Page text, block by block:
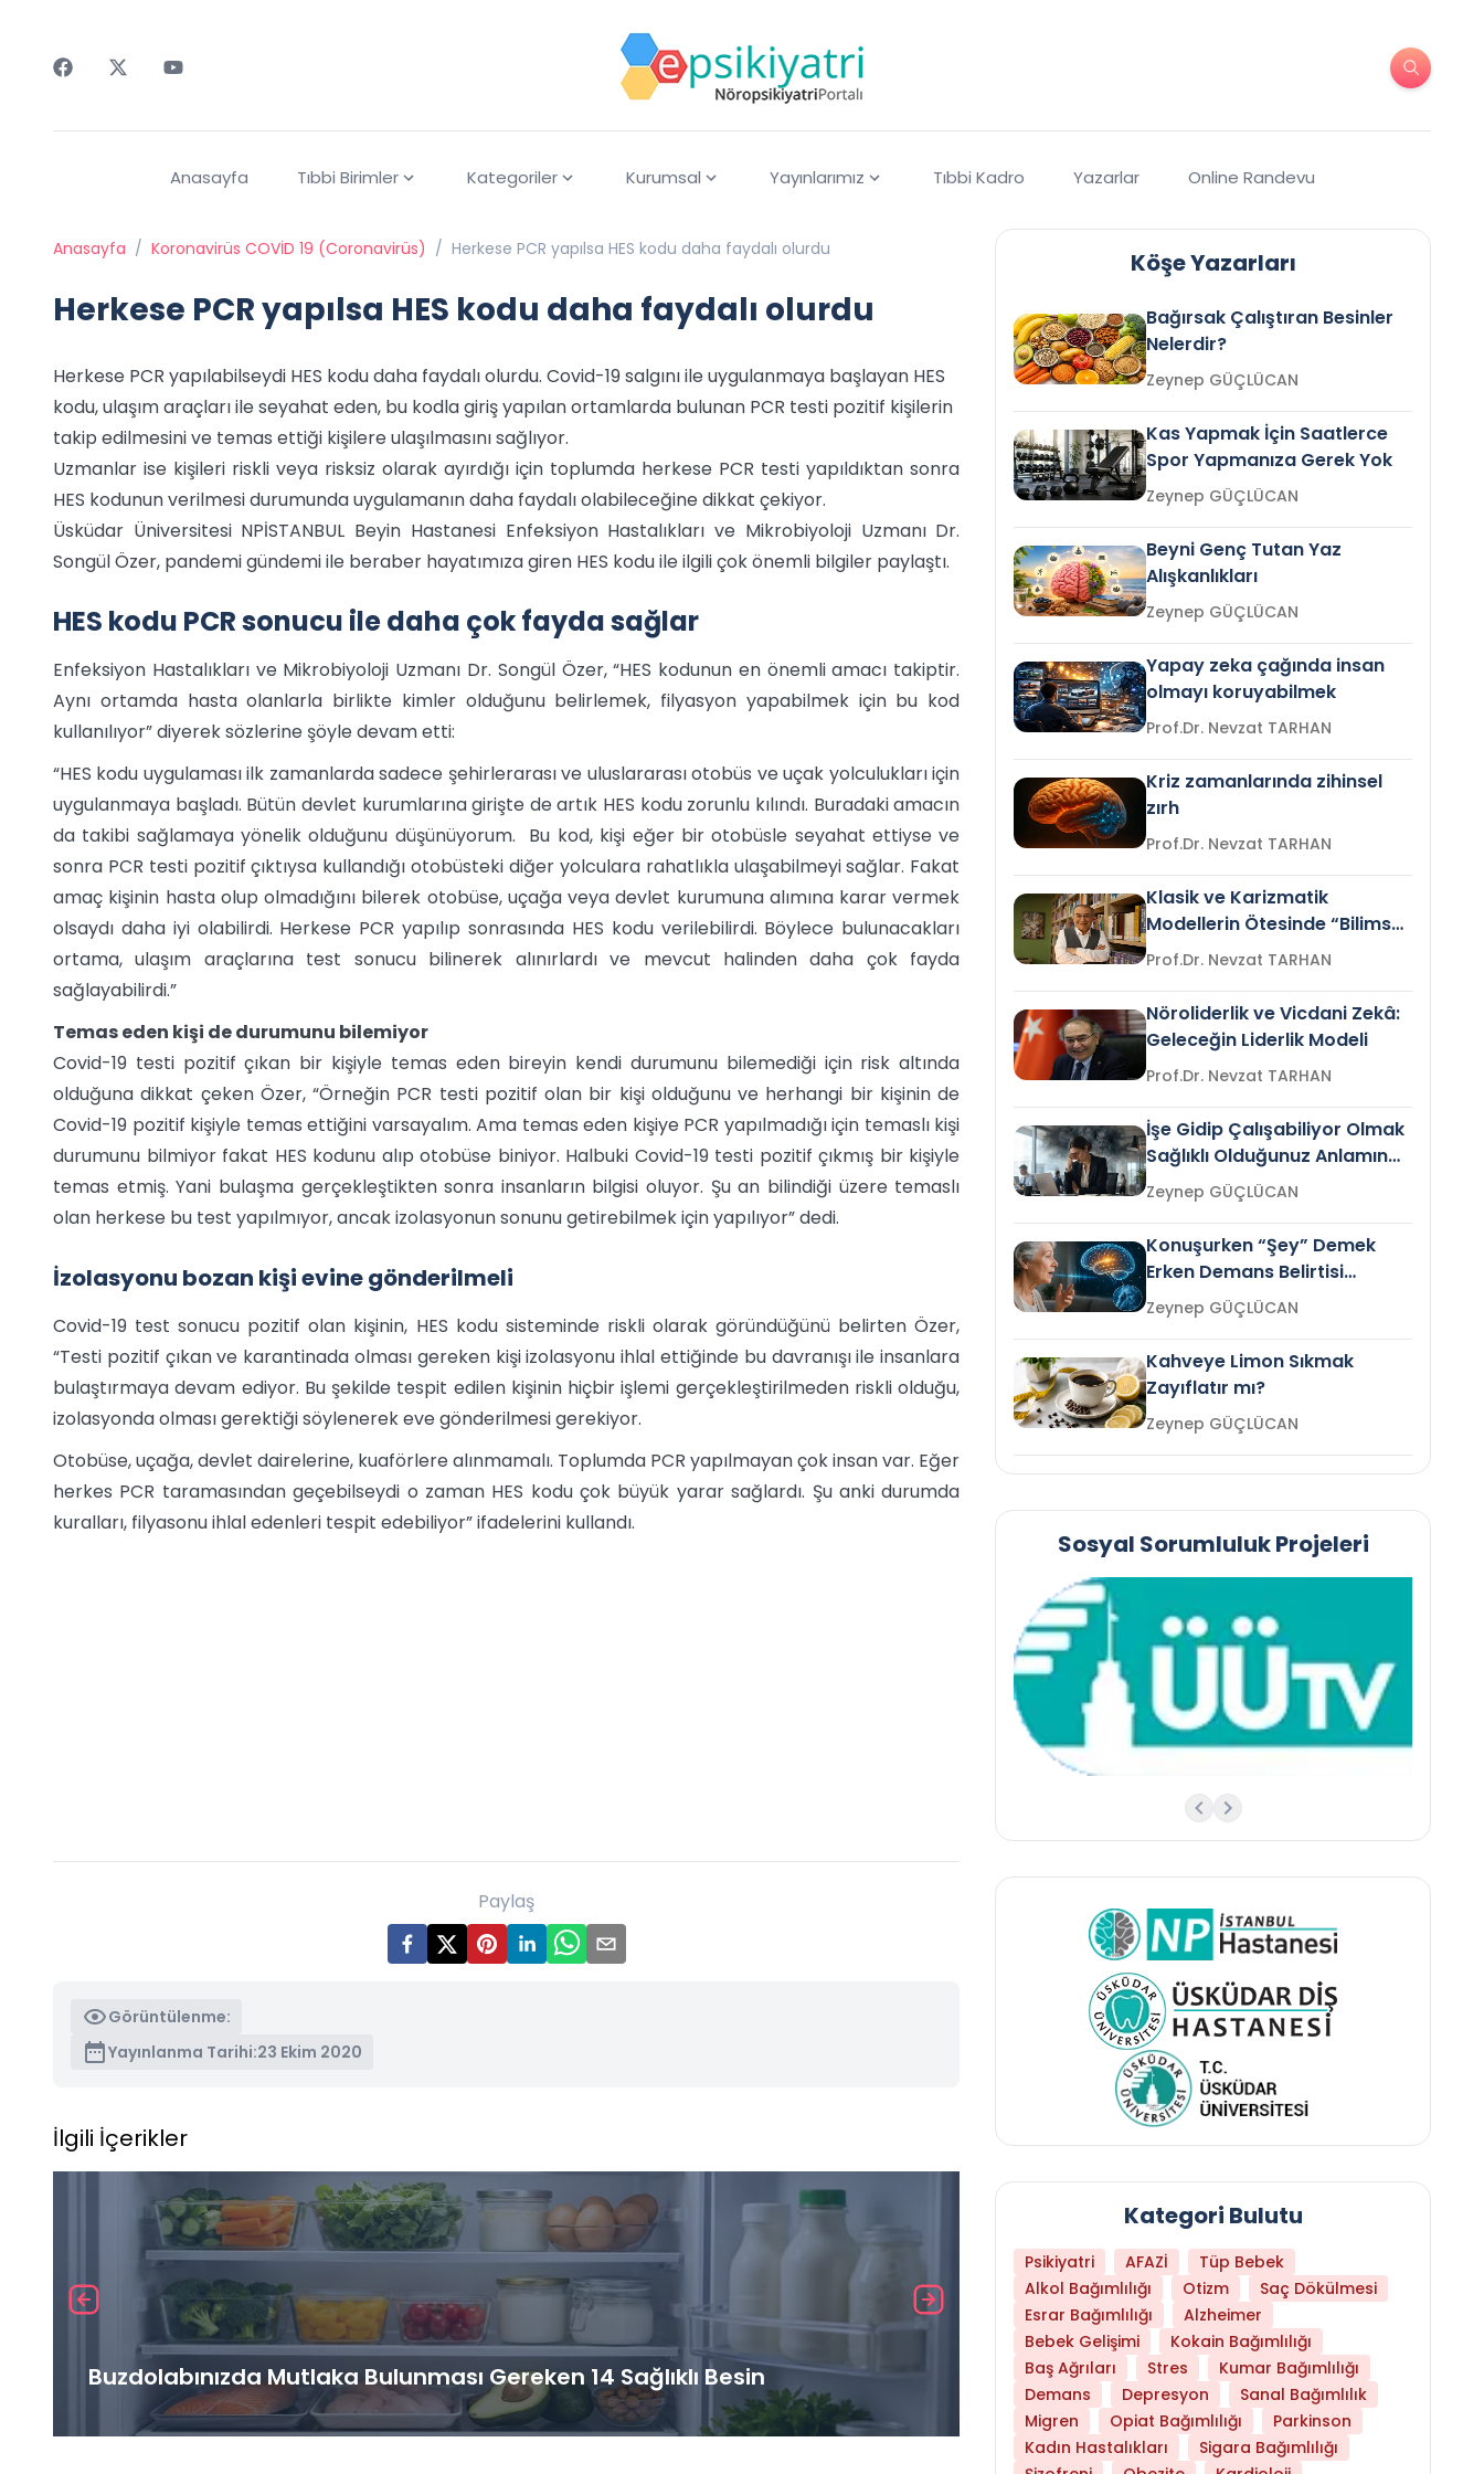
Anasayfa Tıbbi Birimler Kategoriler Kurumsal Yayınlarımız Tıbbi Kadro Yazarlar Online Randevu
Anasayfa / Koronavirüs COVİD 19 (Coronavirüs) / Herkese PCR yapılsa HES kodu daha faydalı olurdu
Herkese PCR yapılsa HES kodu daha faydalı olurdu
Herkese PCR yapılabilseydi HES kodu daha faydalı olurdu. Covid-19 salgını ile uygulanmaya başlayan HES
kodu, ulaşım araçları ile seyahat eden, bu kodla giriş yapılan ortamlarda bulunan PCR testi pozitif kişilerin
takip edilmesini ve temas ettiği kişilere ulaşılmasını sağlıyor.
Uzmanlar ise kişileri riskli veya risksiz olarak ayırdığı için toplumda herkese PCR testi yapıldıktan sonra
HES kodunun verilmesi durumunda uygulamanın daha faydalı olabileceğine dikkat çekiyor.
Üsküdar Üniversitesi NPİSTANBUL Beyin Hastanesi Enfeksiyon Hastalıkları ve Mikrobiyoloji Uzmanı Dr.
Songül Özer, pandemi gündemi ile beraber hayatımıza giren HES kodu ile ilgili çok önemli bilgiler paylaştı.
HES kodu PCR sonucu ile daha çok fayda sağlar
Enfeksiyon Hastalıkları ve Mikrobiyoloji Uzmanı Dr. Songül Özer, “HES kodunun en önemli amacı takiptir.
Aynı ortamda hasta olanlarla birlikte kimler olduğunu belirlemek, filyasyon yapabilmek için bu kod
kullanılıyor” diyerek sözlerine şöyle devam etti:
“HES kodu uygulaması ilk zamanlarda sadece şehirlerarası ve uluslararası otobüs ve uçak yolculukları için
uygulanmaya başladı. Bütün devlet kurumlarına girişte de artık HES kodu zorunlu kılındı. Buradaki amacın
da takibi sağlamaya yönelik olduğunu düşünüyorum. Bu kod, kişi eğer bir otobüsle seyahat ettiyse ve
sonra PCR testi pozitif çıktıysa kullandığı otobüsteki diğer yolculara rahatlıkla ulaşabilmeyi sağlar. Fakat
amaç kişinin hasta olup olmadığını bilerek otobüse, uçağa veya devlet kurumuna alımına karar vermek
olsaydı daha iyi olabilirdi. Herkese PCR yapılıp sonrasında HES kodu verilebilirdi. Böylece bulunacakları
ortama, ulaşım araçlarına test sonucu bilinerek alınırlardı ve mevcut halinden daha çok fayda
sağlayabilirdi.”
Temas eden kişi de durumunu bilemiyor
Covid-19 testi pozitif çıkan bir kişiyle temas eden bireyin kendi durumunu bilemediği için risk altında
olduğuna dikkat çeken Özer, “Örneğin PCR testi pozitif olan bir kişi olduğunu ve herhangi bir kişinin de
Covid-19 pozitif kişiyle temas ettiğini varsayalım. Ama temas eden kişiye PCR yapılmadığı için temaslı kişi
durumunu bilmiyor fakat HES kodunu alıp otobüse biniyor. Halbuki Covid-19 testi pozitif çıkmış bir kişiyle
temas etmiş. Yani bulaşma gerçekleştikten sonra insanların bilgisi oluyor. Şu an bilindiği üzere temaslı
olan herkese bu test yapılmıyor, ancak izolasyonun sonunu getirebilmek için yapılıyor” dedi.
İzolasyonu bozan kişi evine gönderilmeli
Covid-19 test sonucu pozitif olan kişinin, HES kodu sisteminde riskli olarak göründüğünü belirten Özer,
“Testi pozitif çıkan ve karantinada olması gereken kişi izolasyonu ihlal ettiğinde bu davranışı ile insanlara
bulaştırmaya devam ediyor. Bu şekilde tespit edilen kişinin hiçbir işlemi gerçekleştirilmeden riskli olduğu,
izolasyonda olması gerektiği söylenerek eve gönderilmesi gerekiyor.
Otobüse, uçağa, devlet dairelerine, kuaförlere alınmamalı. Toplumda PCR yapılmayan çok insan var. Eğer
herkes PCR taramasından geçebilseydi o zaman HES kodu çok büyük yarar sağlardı. Şu anki durumda
kuralları, filyasonu ihlal edenleri tespit edebiliyor” ifadelerini kullandı.
Paylaş
Görüntülenme:
Yayınlanma Tarihi:23 Ekim 2020
İlgili İçerikler
Buzdolabınızda Mutlaka Bulunması Gereken 14 Sağlıklı Besin Hangi Yaşta Hangi Testi Yaptırmanız
Köşe Yazarları
Bağırsak Çalıştıran Besinler
Nelerdir?
Zeynep GÜÇLÜCAN
Kas Yapmak İçin Saatlerce
Spor Yapmanıza Gerek Yok
Zeynep GÜÇLÜCAN
Beyni Genç Tutan Yaz
Alışkanlıkları
Zeynep GÜÇLÜCAN
Yapay zeka çağında insan
olmayı koruyabilmek
Prof.Dr. Nevzat TARHAN
Kriz zamanlarında zihinsel
zırh
Prof.Dr. Nevzat TARHAN
Klasik ve Karizmatik
Modellerin Ötesinde “Bilimsel
Liderlik”
Prof.Dr. Nevzat TARHAN
Nöroliderlik ve Vicdani Zekâ:
Geleceğin Liderlik Modeli
Prof.Dr. Nevzat TARHAN
İşe Gidip Çalışabiliyor Olmak
Sağlıklı Olduğunuz Anlamına
Gelir mi?Zeynep GÜÇLÜCAN
Konuşurken “Şey” Demek
Erken Demans Belirtisi
Olabilir mi?Zeynep GÜÇLÜCAN
Kahveye Limon Sıkmak
Zayıflatır mı?
Zeynep GÜÇLÜCAN
Sosyal Sorumluluk Projeleri
Kategori Bulutu
Psikiyatri AFAZİ
Tüp Bebek
Alkol Bağımlılığı
Otizm
Saç Dökülmesi
Esrar Bağımlılığı
Alzheimer
Bebek Gelişimi
Kokain Bağımlılığı
Baş Ağrıları
Stres
Kumar Bağımlılığı
Demans
Depresyon
Sanal Bağımlılık
Migren
Opiat Bağımlılığı
Parkinson
Kadın Hastalıkları
Sigara Bağımlılığı